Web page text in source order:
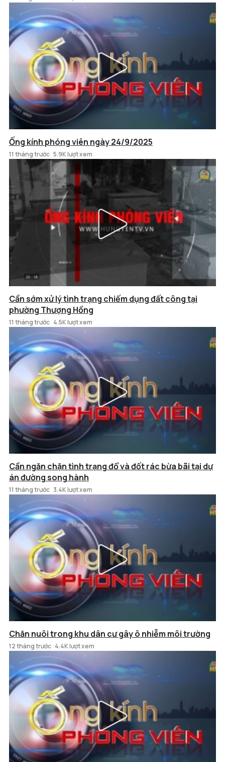
Ống kính phóng viên ngày 24/9/2025
11 tháng trước 5.9K lượt xem
Cần sớm xử lý tình trạng chiếm dụng đất công tại
phường Thượng Hồng
11 tháng trước 4.5K lượt xem
Cần ngăn chặn tình trạng đổ và đốt rác bừa bãi tại dự
án đường song hành
11 tháng trước 3.4K lượt xem
Chăn nuôi trong khu dân cư gây ô nhiễm môi trường
12 tháng trước 4.4K lượt xem